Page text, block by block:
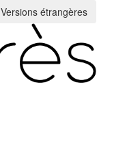
Versions étrangères